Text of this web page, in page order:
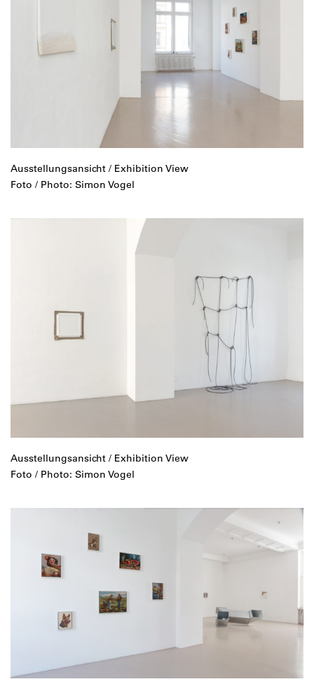
Ausstellungsansicht / Exhibition View
Foto / Photo: Simon Vogel
Ausstellungsansicht / Exhibition View
Foto / Photo: Simon Vogel